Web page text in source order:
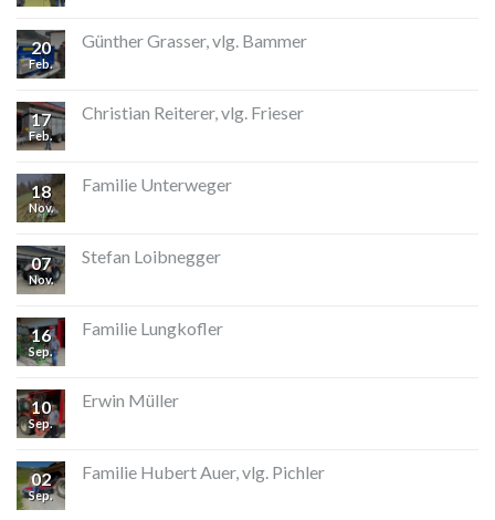
20
Feb.
Günther Grasser, vlg. Bammer
17
Feb.
Christian Reiterer, vlg. Frieser
18
Nov.
Familie Unterweger
07
Nov.
Stefan Loibnegger
16
Sep.
Familie Lungkofler
10
Sep.
Erwin Müller
02
Sep.
Familie Hubert Auer, vlg. Pichler